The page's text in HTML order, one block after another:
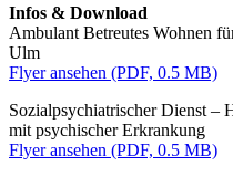
Infos & Download
Ambulant Betreutes Wohnen
Ulm
Flyer ansehen (PDF, 0.5 MB)
Sozialpsychiatrischer Dienst –
mit psychischer Erkrankung
Flyer ansehen (PDF, 0.5 MB)